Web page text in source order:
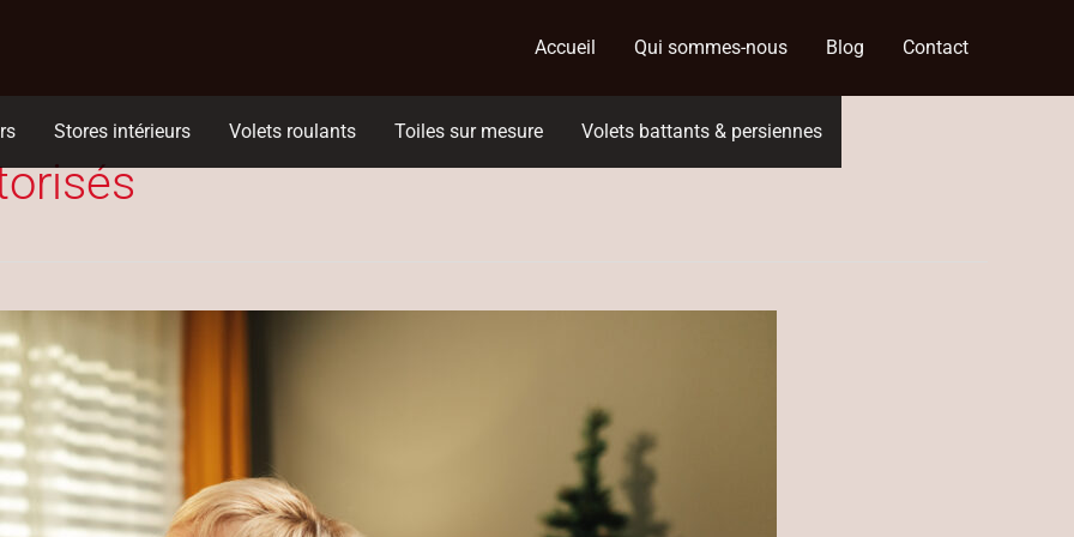
Accueil Qui sommes-nous Blog Contact
Stores intérieurs Volets roulants Toiles sur mesure Volets battants & persiennes